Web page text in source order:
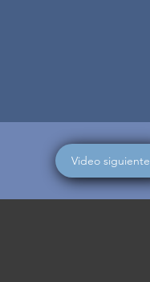
Video siguiente